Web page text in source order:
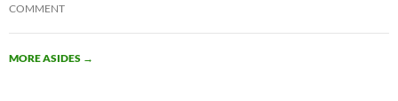
COMMENT
MORE ASIDES →